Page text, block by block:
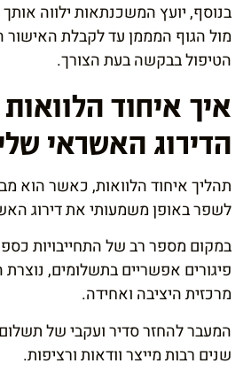
בנוסף, יועץ המשכנתאות ילווה
מול הגוף המממן עד לקבלת האישור
הטיפול בבקשה בעת הצורך.
איך איחוד
הדירוג האשראי
תהליך איחוד הלוואות, כאשר הוא
לשפר באופן משמעותי אתדירוג
במקום מספר רב של התחייבויות
פיגורים אפשריים בתשלומים,
מרכזית היציבה ואחידה.
המעבר להחזר סדיר ועקבי של
שנים רבות מייצר וודאות ורציפות.